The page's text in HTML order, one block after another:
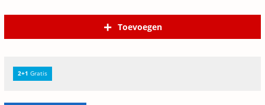
Toevoegen
2+1 Gratis